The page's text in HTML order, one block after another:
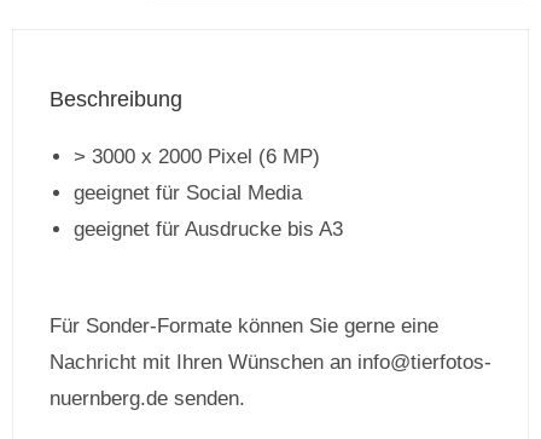
Beschreibung
> 3000 x 2000 Pixel (6 MP)
geeignet für Social Media
geeignet für Ausdrucke bis A3
Für Sonder-Formate können Sie gerne eine
Nachricht mit Ihren Wünschen an info@tierfotos-
nuernberg.de senden.